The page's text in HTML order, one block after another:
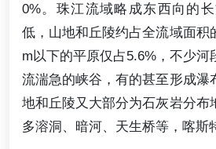
0%。珠江流域略成东西向的
低，山地和丘陵约占全流域面积
m以下的平原仅占5.6%，不少河
流湍急的峡谷，有的甚至形成瀑
地和丘陵又大部分为石灰岩分布
多溶洞、暗河、天生桥等，喀斯